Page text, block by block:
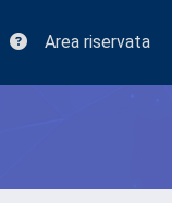
Area riservata